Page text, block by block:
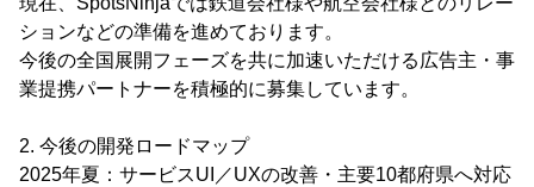
ションなどの準備を進めております。
今後の全国展開フェーズを共に加速いただける広告主・事
業提携パートナーを積極的に募集しています。
2. 今後の開発ロードマップ
2025年夏：サービスUI／UXの改善・主要10都府県へ対応